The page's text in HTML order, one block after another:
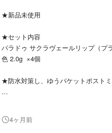
★新品未使用
★セット内容
パラドゥ サクラヴェールリップ（
色 2.0g ×4個
★防水対策し、ゆうパケットポストミ
橙色で、落ち着いた印象を演出しま
4ヶ月前